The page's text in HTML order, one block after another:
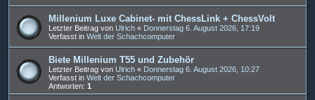
Millenium Luxe Cabinet- mit ChessLink + ChessVolt
Letzter Beitrag von Ulrich « Donnerstag 6. August 2026, 17:19
Verfasst in Welt der Schachcomputer
Biete Millenium T55 und Zubehör
Letzter Beitrag von Ulrich « Donnerstag 6. August 2026, 10:27
Verfasst in Welt der Schachcomputer
Antworten: 1